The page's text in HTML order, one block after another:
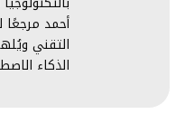
أحمد مرجعًا
التقني
الذكاء